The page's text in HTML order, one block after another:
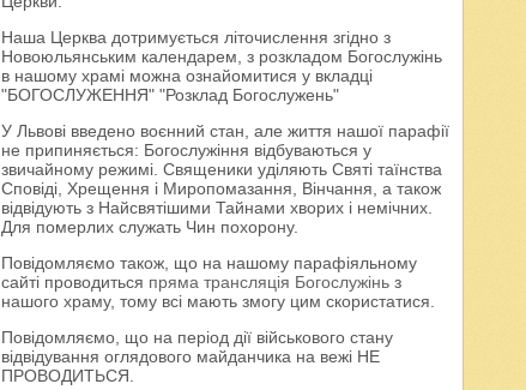
Наша Церква дотримується літочислення згідно з
Новоюльянським календарем, з розкладом Богослужінь
в нашому храмі можна ознайомитися у вкладці
"БОГОСЛУЖЕННЯ" "Розклад Богослужень"
У Львові введено воєнний стан, але життя нашої парафії
не припиняється: Богослужіння відбуваються у
звичайному режимі. Священики уділяють Святі таїнства
Сповіді, Хрещення і Миропомазання, Вінчання, а також
відвідують з Найсвятішими Тайнами хворих і немічних.
Для померлих служать Чин похорону.
Повідомляємо також, що на нашому парафіяльному
сайті проводиться пряма трансляція Богослужінь з
нашого храму, тому всі мають змогу цим скористатися.
Повідомляємо, що на період дії військового стану
відвідування оглядового майданчика на вежі НЕ
ПРОВОДИТЬСЯ.